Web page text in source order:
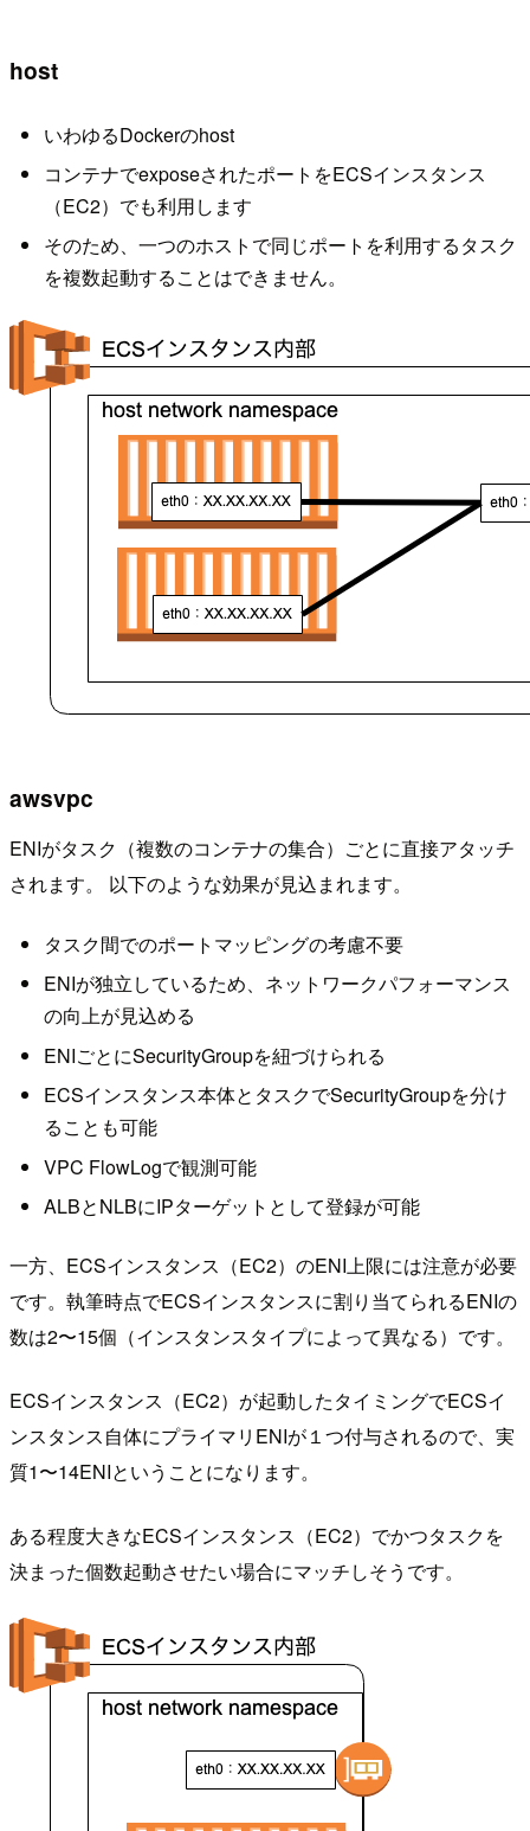
host
いわゆるDockerのhost
コンテナでexposeされたポートをECSインスタンス
（EC2）でも利用します
そのため、一つのホストで同じポートを利用するタスク
を複数起動することはできません。
awsvpc
ENIがタスク（複数のコンテナの集合）ごとに直接アタッチ
されます。 以下のような効果が見込まれます。
タスク間でのポートマッピングの考慮不要
ENIが独立しているため、ネットワークパフォーマンス
の向上が見込める
ENIごとにSecurityGroupを紐づけられる
ECSインスタンス本体とタスクでSecurityGroupを分け
ることも可能
VPC FlowLogで観測可能
ALBとNLBにIPターゲットとして登録が可能
一方、ECSインスタンス（EC2）のENI上限には注意が必要
です。執筆時点でECSインスタンスに割り当てられるENIの
数は2〜15個（インスタンスタイプによって異なる）です。
ECSインスタンス（EC2）が起動したタイミングでECSイ
ンスタンス自体にプライマリENIが１つ付与されるので、実
質1〜14ENIということになります。
ある程度大きなECSインスタンス（EC2）でかつタスクを
決まった個数起動させたい場合にマッチしそうです。